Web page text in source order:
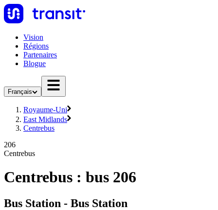
Vision
Régions
Partenaires
Blogue
Français
Royaume-Uni
East Midlands
Centrebus
206
Centrebus
Centrebus : bus 206
Bus Station - Bus Station